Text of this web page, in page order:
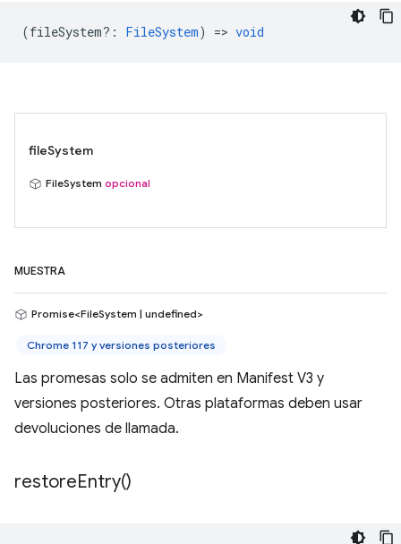
(fileSystem? : FileSystem) => void
fileSystem
FileSystem opcional
MUESTRA
Promise<FileSystem | undefined>
Chrome 117 y versiones posteriores
Las promesas solo se admiten en Manifest V3 y
versiones posteriores. Otras plataformas deben usar
devoluciones de llamada.
restoreEntry()